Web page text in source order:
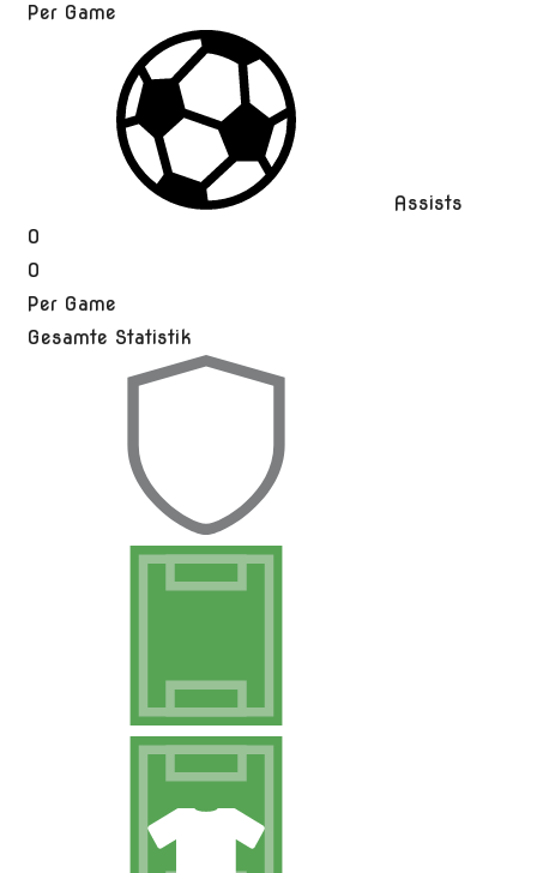
Per Game
Assists
0
0
Per Game
Gesamte Statistik